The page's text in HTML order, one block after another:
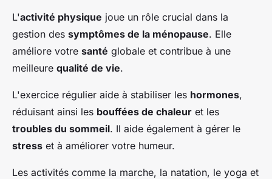
L'activité physique joue un rôle crucial dans la
gestion des symptômes de la ménopause. Elle
améliore votre santé globale et contribue à une
meilleure qualité de vie.
L'exercice régulier aide à stabiliser les hormones,
réduisant ainsi les bouffées de chaleur et les
troubles du sommeil. Il aide également à gérer le
stress et à améliorer votre humeur.
Les activités comme la marche, la natation, le yoga et